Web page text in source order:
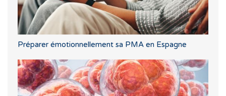
Préparer émotionnellement sa PMA en Espagne